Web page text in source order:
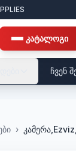
კატალოგი
ჩვენ
›